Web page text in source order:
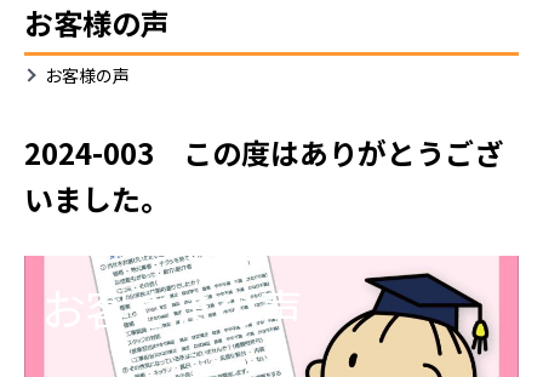
お客様の声
お客様の声
2024-003 この度はありがとうござ
いました。
お客さまの声